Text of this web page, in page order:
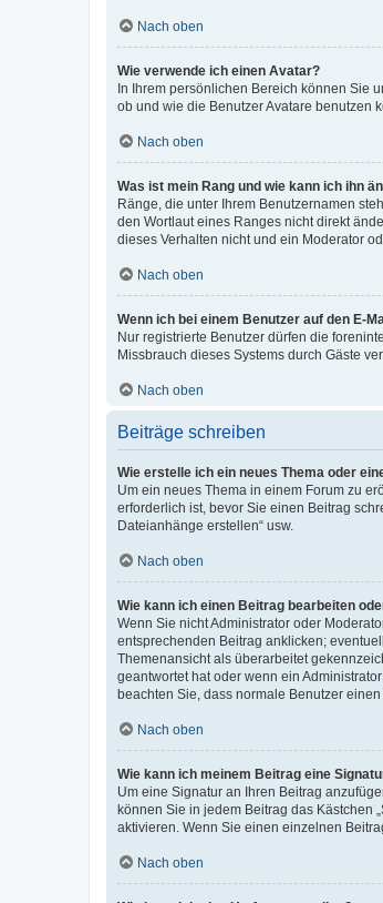
Nach oben
Wie verwende ich einen Avatar?
In Ihrem persönlichen Bereich können Sie
ob und wie die Benutzer Avatare benutzen
Nach oben
Was ist mein Rang und wie kann ich ihn
Ränge, die unter Ihrem Benutzernamen
den Wortlaut eines Ranges nicht direkt
dieses Verhalten nicht und ein Moderator
Nach oben
Wenn ich bei einem Benutzer auf den E-
Nur registrierte Benutzer dürfen die
Missbrauch dieses Systems durch Gäste
Nach oben
Beiträge schreiben
Wie erstelle ich ein neues Thema oder
Um ein neues Thema in einem Forum zu
erforderlich ist, bevor Sie einen Beitrag
Dateianhänge erstellen“ usw.
Nach oben
Wie kann ich einen Beitrag bearbeiten
Wenn Sie nicht Administrator oder
entsprechenden Beitrag anklicken;
Themenansicht als überarbeitet
geantwortet hat oder wenn ein
beachten Sie, dass normale Benutzer
Nach oben
Wie kann ich meinem Beitrag eine
Um eine Signatur an Ihren Beitrag
können Sie in jedem Beitrag das Kästchen
aktivieren. Wenn Sie einen einzelnen
Nach oben